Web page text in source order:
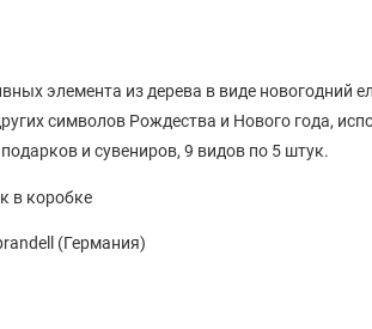
элемента из дерева в виде новогодний
символов Рождества и Нового года,
и сувениров, 9 видов по 5 штук.
в коробке
(Германия)